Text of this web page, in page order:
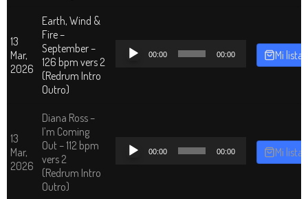
13
Mar,
2026
Earth, Wind &
Fire –
September –
126 bpm vers 2
(Redrum Intro
Outro)
Reproductor
00:00 00:00 Mi lista
13
Mar,
2026
Diana Ross –
I’m Coming
Out – 112 bpm
vers 2
(Redrum Intro
Outro)
Reproductor
00:00 00:00 Mi lista